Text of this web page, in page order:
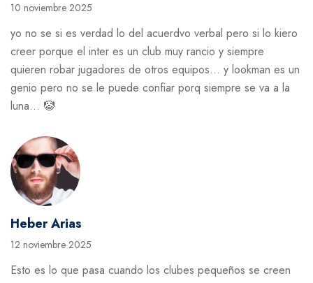
10 noviembre 2025
yo no se si es verdad lo del acuerdvo verbal pero si lo kiero
creer porque el inter es un club muy rancio y siempre
quieren robar jugadores de otros equipos… y lookman es un
genio pero no se le puede confiar porq siempre se va a la
luna… 🤡
Heber Arias
12 noviembre 2025
Esto es lo que pasa cuando los clubes pequeños se creen